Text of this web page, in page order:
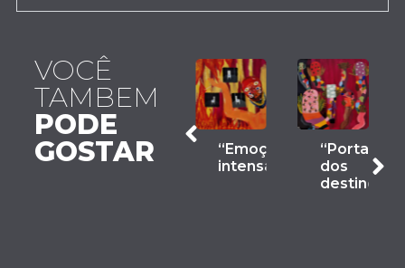
VOCÊ
TAMBEM
PODE
GOSTAR
“Cabeça
“Sentir”
“Emoções
intensas”
“Portas
dos
destinos”